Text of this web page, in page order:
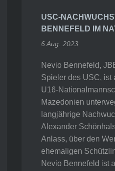
USC-
BENNEFELD IM
6 Aug. 2023
Nevio Bennefeld,
Spieler des USC, ist
U16-
Mazedonien
langjährige
Alexander
Anlass, über den
ehemaligen
Nevio Bennefeld ist